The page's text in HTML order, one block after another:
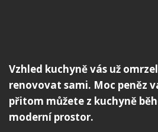
Vzhled kuchyně vás už
renovovat sami. Moc peněz
přitom můžete z kuchyně
moderní prostor.